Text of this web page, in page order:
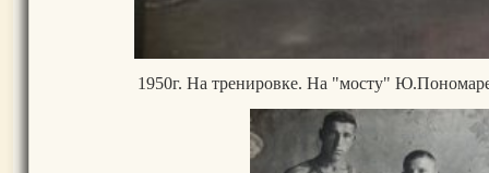
1950г. На тренировке. На "мосту"